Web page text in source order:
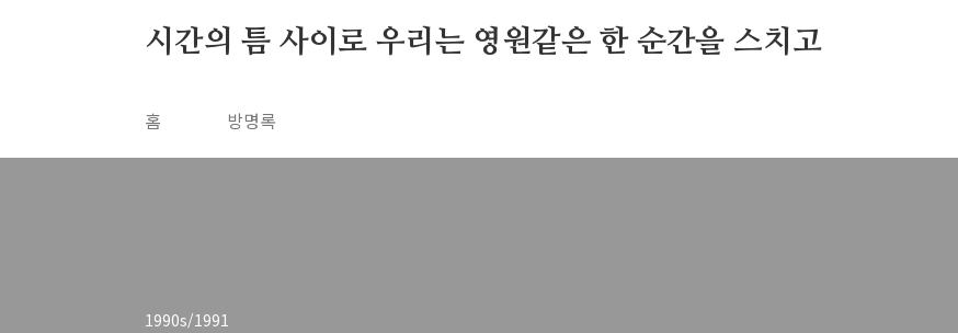
시간의 틈 사이로 우리는 영원같은 한 순간을 스치고
홈 방명록
1990s/1991